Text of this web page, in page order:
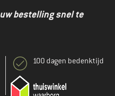
bestelling snel te
100 dagen bedenktijd